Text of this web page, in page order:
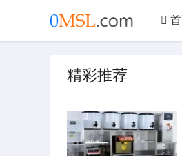
精彩推荐